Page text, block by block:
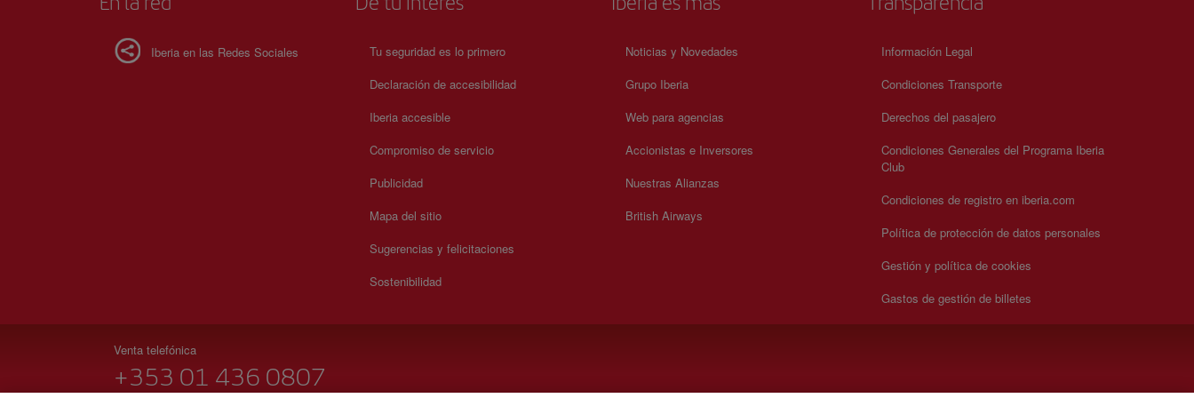
Iberia en las Redes Sociales
Tu seguridad es lo primero
Declaración de accesibilidad
Iberia accesible
Compromiso de servicio
Publicidad
Mapa del sitio
Sugerencias y felicitaciones
Sostenibilidad
Noticias y Novedades
Grupo Iberia
Web para agencias
Accionistas e Inversores
Nuestras Alianzas
British Airways
Información Legal
Condiciones Transporte
Derechos del pasajero
Condiciones Generales del Programa Iberia
Club
Condiciones de registro en iberia.com
Política de protección de datos personales
Gestión y política de cookies
Gastos de gestión de billetes
Venta telefónica
+353 01 436 0807